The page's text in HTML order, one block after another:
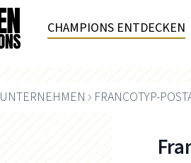
CHAMPIONS ENTDECKEN
UNTERNEHMEN FRANCOTYP-